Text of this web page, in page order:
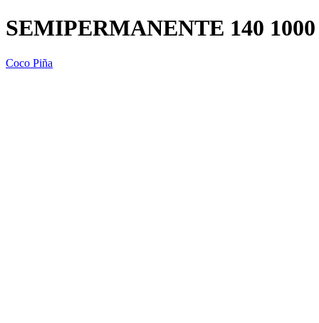
SEMIPERMANENTE 140 1000
Coco Piña